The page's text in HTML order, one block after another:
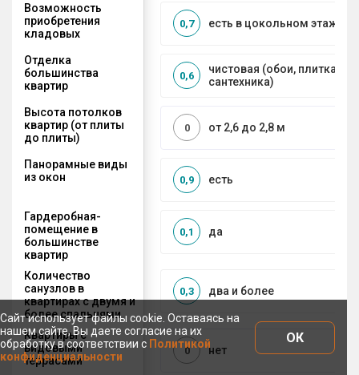
Возможность
приобретения
кладовых
есть в цокольном этаже
0,7
Отделка
большинства
квартир
чистовая (обои, плитка,
сантехника)
0,6
Высота потолков
квартир (от плиты
до плиты)
от 2,6 до 2,8 м
0
Панорамные виды
из окон
есть
0,9
Гардеробная-
помещение в
большинстве
квартир
да
0,1
Количество
санузлов в
квартирах с двумя и
более спальнями
два и более
0,3
Квартиры с
видовыми
террасами
нет
0
Сайт использует файлы cookie. Оставаясь на
нашем сайте, Вы даете согласие на их
обработку в соответствии с Политикой
конфиденциальности
ОК